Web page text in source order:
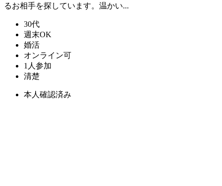
るお相手を探しています。温かい...
30代
週末OK
婚活
オンライン可
1人参加
清楚
本人確認済み